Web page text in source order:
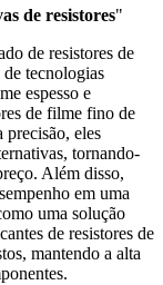
de resistores"
de resistores de
tecnologias
espesso e
de filme fino de
precisão, eles
tornando-
Além disso,
em uma
uma solução
de resistores de
mantendo a alta